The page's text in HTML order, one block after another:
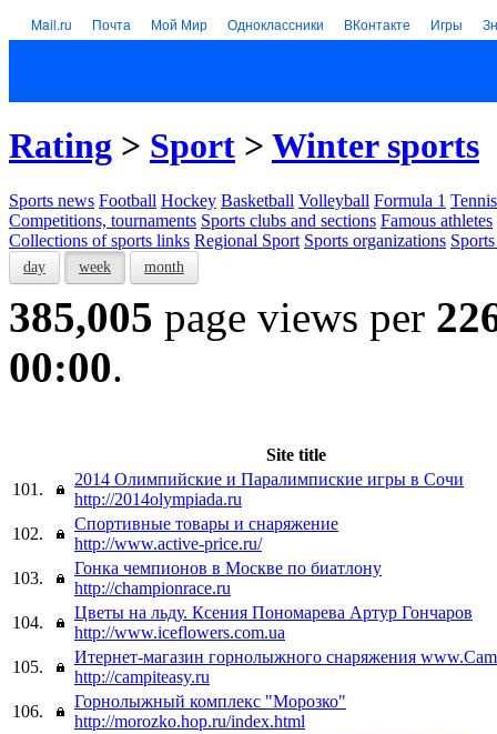
Mail.ru Почта Мой Мир Одноклассники ВКонтакте Игры
Rating > Sport > Winter sports
Sports news Football Hockey Basketball Volleyball Formula 1 Tennis
Competitions, tournaments Sports clubs and sections Famous athletes
Collections of sports links Regional Sport Sports organizations
day week month
385,005 page views per
00:00.
Site title
101.
2014 Олимпийские и Паралимпиские игры в Сочи
http://2014olympiada.ru
102.
Cпортивные товары и снаряжение
http://www.active-price.ru/
103.
Гонка чемпионов в Москве по биатлону
http://championrace.ru
104.
Цветы на льду. Ксения Пономарева Артур Гончаров
http://www.iceflowers.com.ua
105.
Итернет-магазин горнолыжного снаряжения
http://campiteasy.ru
106.
Горнолыжный комплекс "Морозко"
http://morozko.hop.ru/index.html